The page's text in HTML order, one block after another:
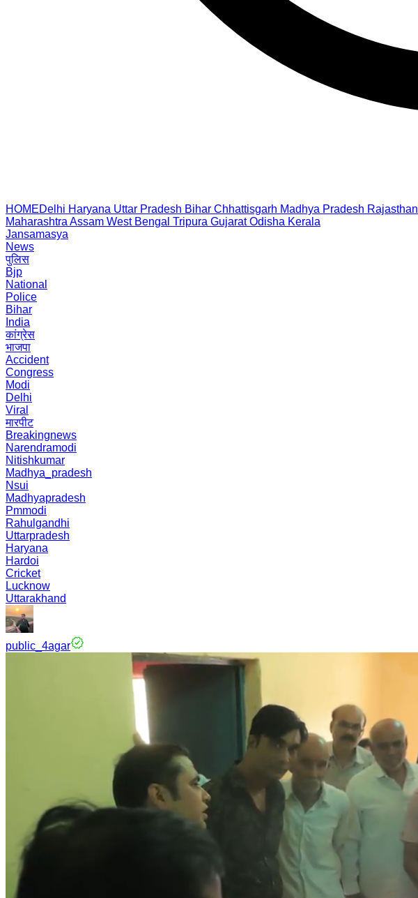
HOMEDelhi Haryana Uttar Pradesh Bihar Chhattisgarh Madhya Pradesh Rajasthan
Maharashtra Assam West Bengal Tripura Gujarat Odisha Kerala
Jansamasya
News
पुलिस
Bjp
National
Police
Bihar
India
कांग्रेस
भाजपा
Accident
Congress
Modi
Delhi
Viral
मारपीट
Breakingnews
Narendramodi
Nitishkumar
Madhya_pradesh
Nsui
Madhyapradesh
Pmmodi
Rahulgandhi
Uttarpradesh
Haryana
Hardoi
Cricket
Lucknow
Uttarakhand
public_4agar